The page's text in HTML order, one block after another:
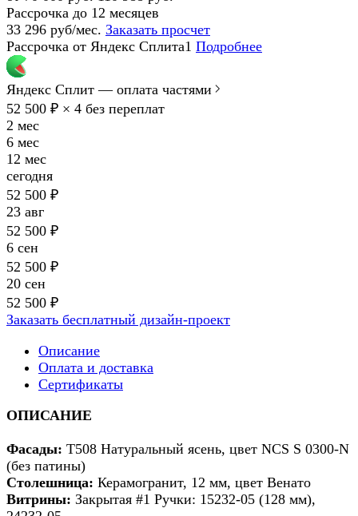
Рассрочка до 12 месяцев
33 296 руб/мес. Заказать просчет
Рассрочка от Яндекс Сплита1 Подробнее
Яндекс Сплит — оплата частями
52 500 ₽ × 4 без переплат
2 мес
6 мес
12 мес
сегодня
52 500 ₽
23 авг
52 500 ₽
6 сен
52 500 ₽
20 сен
52 500 ₽
Заказать бесплатный дизайн-проект
Описание
Оплата и доставка
Сертификаты
ОПИСАНИЕ
Фасады: Т508 Натуральный ясень, цвет NCS S 0300-N
(без патины)
Столешница: Керамогранит, 12 мм, цвет Венато
Витрины: Закрытая #1 Ручки: 15232-05 (128 мм),